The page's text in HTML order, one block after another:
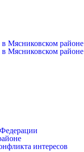
Мясниковском районе
Мясниковском районе
интересов